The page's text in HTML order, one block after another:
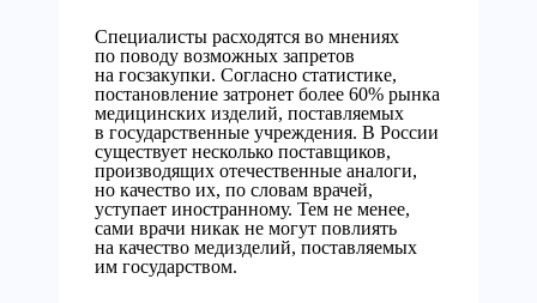
Специалисты расходятся во мнениях
по поводу возможных запретов
на госзакупки. Согласно статистике,
постановление затронет более 60% рынка
медицинских изделий, поставляемых
в государственные учреждения. В России
существует несколько поставщиков,
производящих отечественные аналоги,
но качество их, по словам врачей,
уступает иностранному. Тем не менее,
сами врачи никак не могут повлиять
на качество медизделий, поставляемых
им государством.